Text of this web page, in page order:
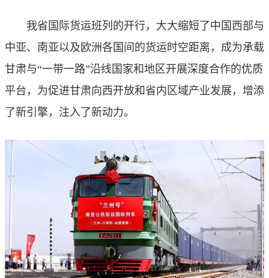
我省国际货运班列的开行，大大缩短了中国西部与
中亚、南亚以及欧洲各国间的货运时空距离，成为承载
甘肃与“一带一路”沿线国家和地区开展深度合作的优质
平台，为促进甘肃向西开放和省内区域产业发展，增添
了新引擎，注入了新动力。